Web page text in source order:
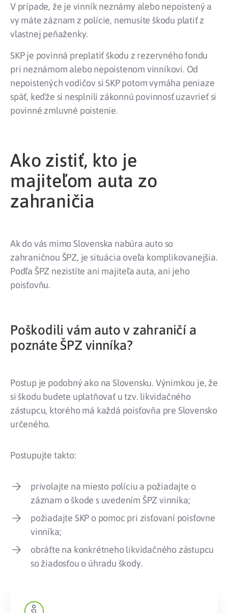
V prípade, že je vinník neznámy alebo nepoistený a
vy máte záznam z polície, nemusíte škodu platiť z
vlastnej peňaženky.
SKP je povinná preplatiť škodu z rezervného fondu
pri neznámom alebo nepoistenom vinníkovi. Od
nepoistených vodičov si SKP potom vymáha peniaze
späť, keďže si nesplnili zákonnú povinnosť uzavrieť si
povinné zmluvné poistenie.
Ako zistiť, kto je
majiteľom auta zo
zahraničia
Ak do vás mimo Slovenska nabúra auto so
zahraničnou ŠPZ, je situácia oveľa komplikovanejšia.
Podľa ŠPZ nezistíte ani majiteľa auta, ani jeho
poisťovňu.
Poškodili vám auto v zahraničí a
poznáte ŠPZ vinníka?
Postup je podobný ako na Slovensku. Výnimkou je, že
si škodu budete uplatňovať u tzv. likvidačného
zástupcu, ktorého má každá poisťovňa pre Slovensko
určeného.
Postupujte takto:
privolajte na miesto políciu a požiadajte o
záznam o škode s uvedením ŠPZ vinníka;
požiadajte SKP o pomoc pri zisťovaní poisťovne
vinníka;
obráťte na konkrétneho likvidačného zástupcu
so žiadosťou o úhradu škody.